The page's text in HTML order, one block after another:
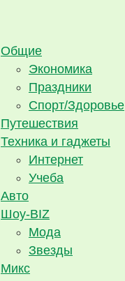
Общие
Экономика
Праздники
Спорт/Здоровье
Путешествия
Техника и гаджеты
Интернет
Учеба
Авто
Шоу-BIZ
Мода
Звезды
Микс